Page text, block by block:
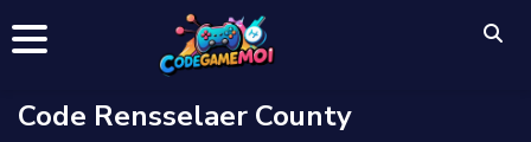
Code Rensselaer County